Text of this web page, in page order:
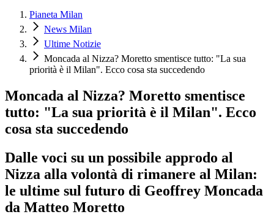
Pianeta Milan
News Milan
Ultime Notizie
Moncada al Nizza? Moretto smentisce tutto: "La sua
priorità è il Milan". Ecco cosa sta succedendo
Moncada al Nizza? Moretto smentisce
tutto: "La sua priorità è il Milan". Ecco
cosa sta succedendo
Dalle voci su un possibile approdo al
Nizza alla volontà di rimanere al Milan:
le ultime sul futuro di Geoffrey Moncada
da Matteo Moretto